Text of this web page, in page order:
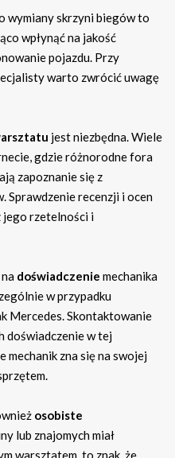
wymiany skrzyni biegów to
wpłynąć na jakość
pojazdu. Przy
warto zwrócić uwagę
jest niezbędna. Wiele
gdzie różnorodne fora
zapoznanie się z
Sprawdzenie recenzji i ocen
jego rzetelności i
doświadczenie mechanika
w przypadku
Mercedes. Skontaktowanie
doświadczenie w tej
mechanik zna się na swojej
osobiste
lub znajomych miał
warsztatem, to znak, że